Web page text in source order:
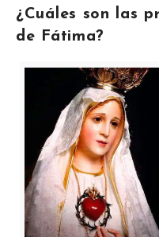
¿Cuáles son las
de Fátima?